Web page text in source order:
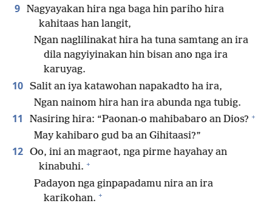
9 Nagyayakan hira nga baga hin pariho hira
kahitaas han langit,
Ngan naglilinakat hira ha tuna samtang an ira
dila nagyiyinakan hin bisan ano nga ira
karuyag.
10 Salit an iya katawohan napakadto ha ira,
Ngan nainom hira han ira abunda nga tubig.
11 Nasiring hira: “Paonan-o mahibabaro an Dios? +
May kahibaro gud ba an Gihitaasi?”
12 Oo, ini an magraot, nga pirme hayahay an
kinabuhi. +
Padayon nga ginpapadamu nira an ira
karikohan. +